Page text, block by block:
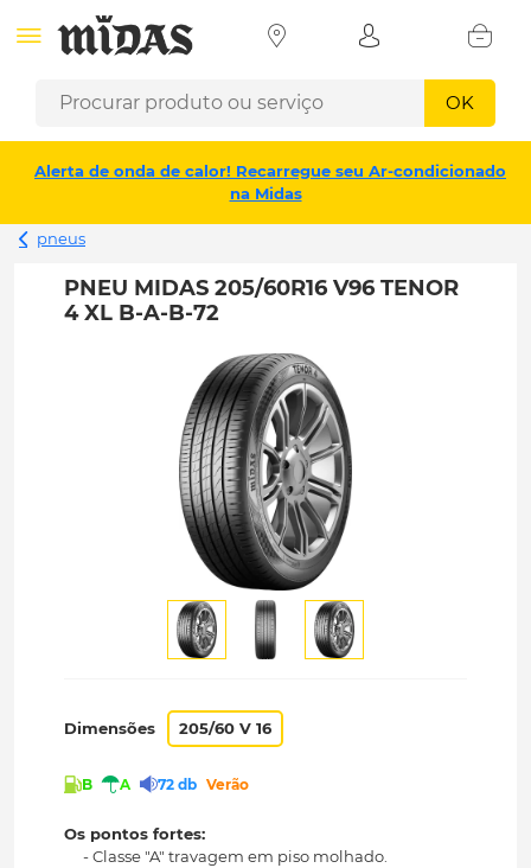
OK
Alerta de onda de calor! Recarregue seu Ar-condicionado
na Midas
pneus
PNEU MIDAS 205/60R16 V96 TENOR
4 XL B-A-B-72
Dimensões 205/60 V 16
B A 72 db Verão
Os pontos fortes:
- Classe "A" travagem em piso molhado.